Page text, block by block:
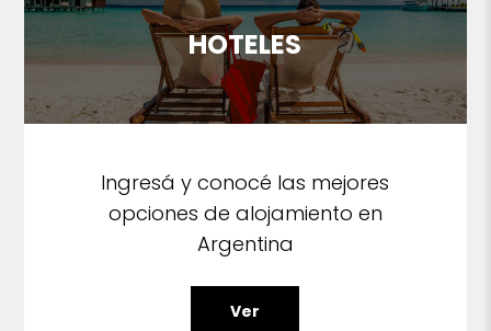
HOTELES
Ingresá y conocé las mejores
opciones de alojamiento en
Argentina
Ver